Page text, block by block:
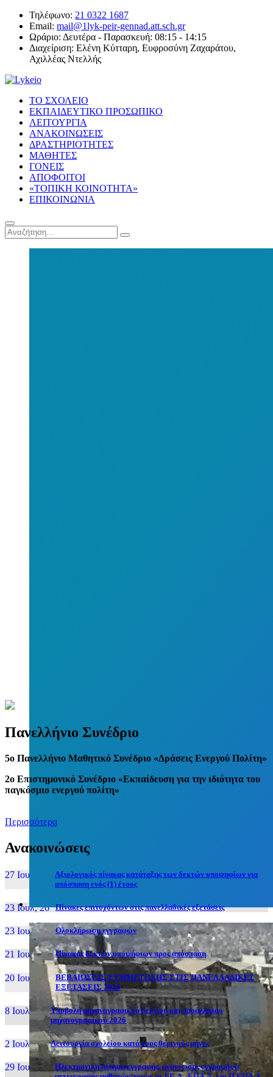
Τηλέφωνο: 21 0322 1687
Email: mail@1lyk-peir-gennad.att.sch.gr
Ωράριο: Δευτέρα - Παρασκευή: 08:15 - 14:15
Διαχείριση: Ελένη Κύτταρη, Ευφροσύνη Ζαχαράτου,
Αχιλλέας Ντελλής
ΤΟ ΣΧΟΛΕΙΟ
ΕΚΠΑΙΔΕΥΤΙΚΟ ΠΡΟΣΩΠΙΚΟ
ΛΕΙΤΟΥΡΓΙΑ
ΑΝΑΚΟΙΝΩΣΕΙΣ
ΔΡΑΣΤΗΡΙΟΤΗΤΕΣ
ΜΑΘΗΤΕΣ
ΓΟΝΕΙΣ
ΑΠΟΦΟΙΤΟΙ
«ΤΟΠΙΚΗ ΚΟΙΝΟΤΗΤΑ»
ΕΠΙΚΟΙΝΩΝΙΑ
Πανελλήνιο Συνέδριο
5o Πανελλήνιο Μαθητικό Συνέδριο «Δράσεις Ενεργού Πολίτη»
2ο Επιστημονικό Συνέδριο «Εκπαίδευση για την ιδιότητα του
παγκόσμιο ενεργού πολίτη»
Περισσότερα
Ανακοινώσεις
27 Ιουν, 26
Αξιολογικός πίνακας κατάταξης των δεκτών υποψηφίων για
απόσπαση ενός (1) έτους
23 Ιουλ, 26 Πίνακες επιτυχόντων στις πανελλαδικές εξετάσεις
23 Ιουλ, 26 Ολοκλήρωση εγγραφών
21 Ιουλ, 26 Πίνακας δεκτών υποψήφιων προς απόσπαση
20 Ιουλ, 26
ΒΕΒΑΙΩΣΕΙΣ ΣΥΜΜΕΤΟΧΗΣ ΣΤΙΣ ΠΑΝΕΛΛΑΔΙΚΕΣ
ΕΞΕΤΑΣΕΙΣ 2026
8 Ιουλ, 26
Υποβολή μηχανογραφικού δελτίου και παράλληλου
μηχανογραφικού 2026
2 Ιουλ, 26 Λειτουργία σχολείου κατά τους θερινούς μήνες
29 Ιουν, 26
Ηλεκτρονική Αίτηση εγγραφής, ανανέωσης εγγραφής ή